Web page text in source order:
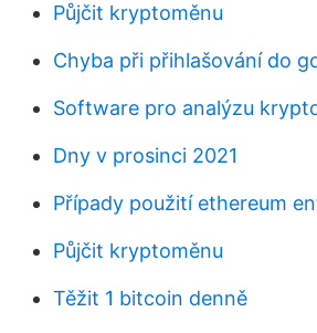
Půjčit kryptoměnu
Chyba při přihlašování do
Software pro analýzu
Dny v prosinci 2021
Případy použití ethereum
Půjčit kryptoměnu
Těžit 1 bitcoin denně